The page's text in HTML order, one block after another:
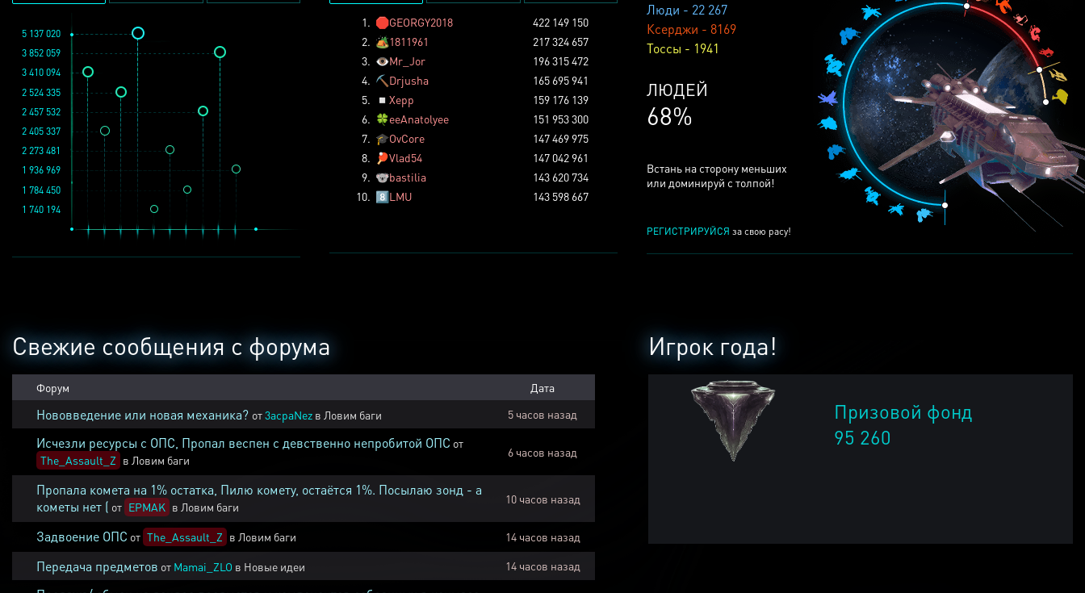
Люди - 22 267
Ксерджи - 8169
Тоссы - 1941
КСЕРДЖЕЙ
25%
Встань на сторону меньших
или доминируй с толпой!
РЕГИСТРИРУЙСЯ за свою расу!
1 936 969
3 852 059
2 457 532
1 784 450
2 273 481
1 740 194
5 137 020
2 524 335
2 405 337
3 410 094
1. 🛑GEORGY2018
422 149 150
2. 🏕️1811961
217 324 657
3. 👁️Mr_Jor
196 315 472
4. ⛏️ Drjusha
165 695 941
5.
◽ Xepp
159 176 139
6. 🍀eeAnatolyee
151 953 300
7. 🎓OvCore
147 469 975
8.
🏓Vlad54
147 042 961
9. 🐨bastilia
143 620 734
10. 8️⃣LMU 143 598 667
Игрок года!
Призовой фонд
95 260
Свежие сообщения с форума
Форум Дата
Нововведение или новая механика? от3acpaNez в Ловим баги 5 часов назад
Исчезли ресурсы с ОПС, Пропал веспен с девственно непробитой ОПС от
The_Assault_Z в Ловим баги
6 часов назад
Пропала комета на 1% остатка, Пилю комету, остаётся 1%. Посылаю зонд - а
кометы нет ( от EPMAK в Ловим баги
10 часов назад
Задвоение ОПС от The_Assault_Z в Ловим баги 14 часов назад
Передача предметов от Mamai_ZLO в Новые идеи 14 часов назад